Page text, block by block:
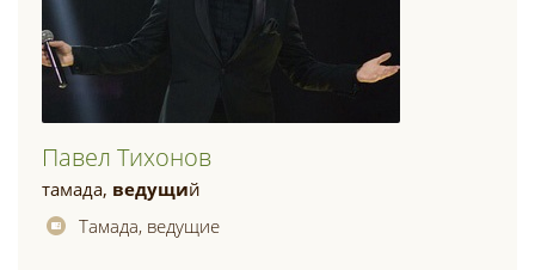
Павел Тихонов
тамада, ведущий
Тамада, ведущие